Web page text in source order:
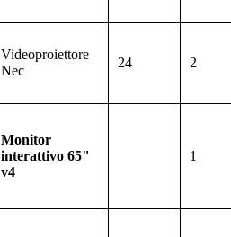
Videoproiettore
Nec
24 2
Monitor
interattivo 65"
v4
1